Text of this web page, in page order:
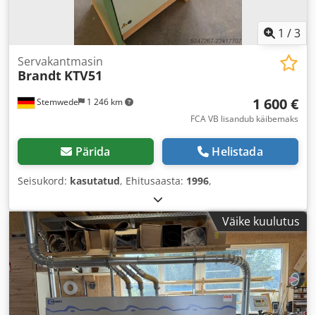
1 /3
Stemwede 1 246 km
Servakantmasin
Brandt KTV51
1 600 €
FCA VB lisandub käibemaks
Pärida Helistada
Seisukord: kasutatud, Ehitusaasta: 1996,
Väike kuulutus